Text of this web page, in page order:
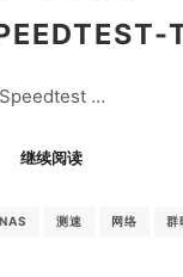
Speedtest …
继续阅读
NAS 测速 网络 群